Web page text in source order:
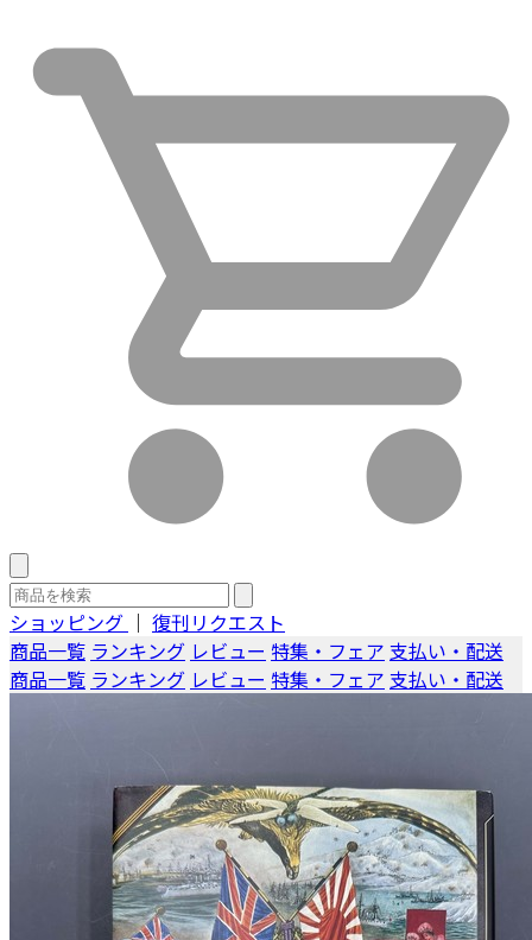
ショッピング ｜ 復刊リクエスト
商品一覧 ランキング レビュー 特集・フェア 支払い・配送
商品一覧 ランキング レビュー 特集・フェア 支払い・配送